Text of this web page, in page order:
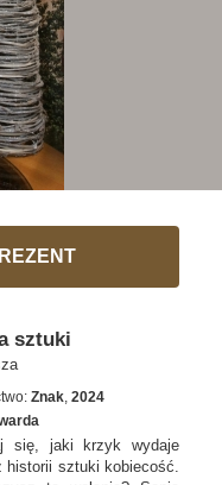
sztuki
Znak,2024
się, jaki krzyk wydaje
historii sztuki kobiecość.